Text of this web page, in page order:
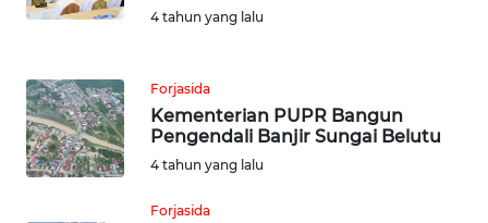
4 tahun yang lalu
Forjasida
Kementerian PUPR Bangun
Pengendali Banjir Sungai Belutu
4 tahun yang lalu
Forjasida
AKHLAK
ID